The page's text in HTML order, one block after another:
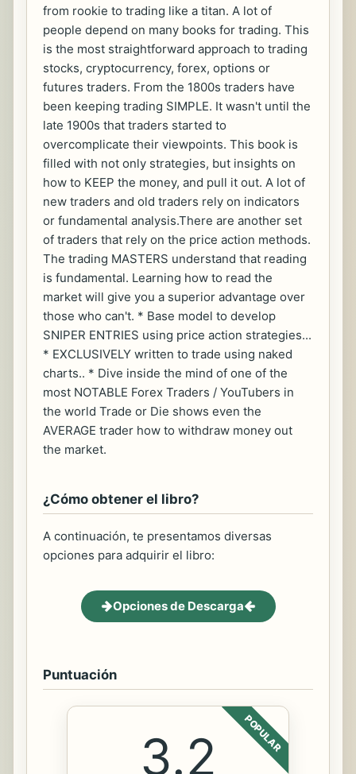
from rookie to trading like a titan. A lot of
people depend on many books for trading. This
is the most straightforward approach to trading
stocks, cryptocurrency, forex, options or
futures traders. From the 1800s traders have
been keeping trading SIMPLE. It wasn't until the
late 1900s that traders started to
overcomplicate their viewpoints. This book is
filled with not only strategies, but insights on
how to KEEP the money, and pull it out. A lot of
new traders and old traders rely on indicators
or fundamental analysis.There are another set
of traders that rely on the price action methods.
The trading MASTERS understand that reading
is fundamental. Learning how to read the
market will give you a superior advantage over
those who can't. * Base model to develop
SNIPER ENTRIES using price action strategies...
* EXCLUSIVELY written to trade using naked
charts.. * Dive inside the mind of one of the
most NOTABLE Forex Traders / YouTubers in
the world Trade or Die shows even the
AVERAGE trader how to withdraw money out
the market.
¿Cómo obtener el libro?
A continuación, te presentamos diversas
opciones para adquirir el libro:
Opciones de Descarga
Puntuación
POPULAR
3.2